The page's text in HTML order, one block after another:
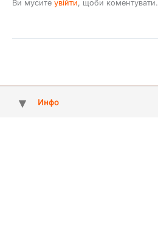
Ви мусите увійти, щоби коментувати.
Инфо